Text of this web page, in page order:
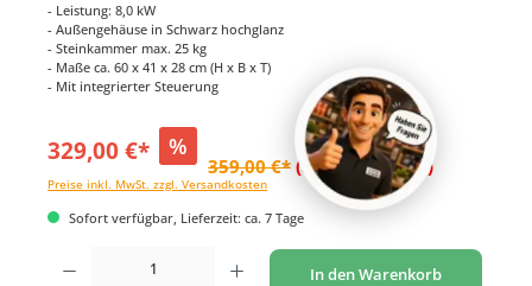
- Leistung: 8,0 kW
- Außengehäuse in Schwarz hochglanz
- Steinkammer max. 25 kg
- Maße ca. 60 x 41 x 28 cm (H x B x T)
- Mit integrierter Steuerung
329,00 €* %
359,00 €* (8.36% gespart)
Preise inkl. MwSt. zzgl. Versandkosten
Sofort verfügbar, Lieferzeit: ca. 7 Tage
Produkt Anzahl: Gib den gewünschten Wert ein oder benutze die Schaltflächen um
In den Warenkorb